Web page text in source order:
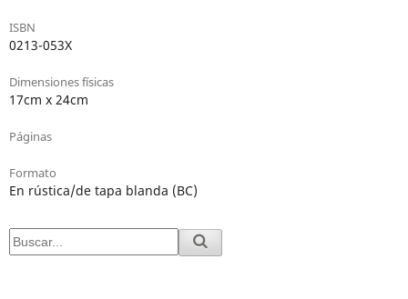
ISBN
0213-053X
Dimensiones físicas
17cm x 24cm
Páginas
Formato
En rústica/de tapa blanda (BC)